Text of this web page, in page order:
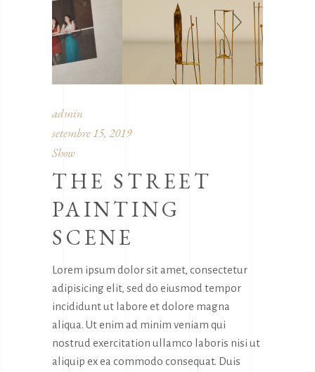
admin
setembre 15, 2019
Show
THE STREET
PAINTING
SCENE
Lorem ipsum dolor sit amet, consectetur
adipisicing elit, sed do eiusmod tempor
incididunt ut labore et dolore magna
aliqua. Ut enim ad minim veniam qui
nostrud exercitation ullamco laboris nisi ut
aliquip ex ea commodo consequat. Duis